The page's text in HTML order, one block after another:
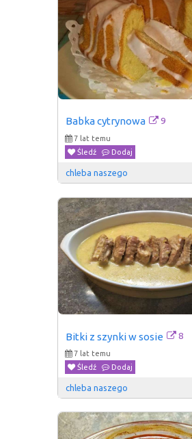
Babka cytrynowa 9
7 lat temu
Śledź
Dodaj
chleba naszego
Bitki z szynki w sosie 8
7 lat temu
Śledź
Dodaj
chleba naszego